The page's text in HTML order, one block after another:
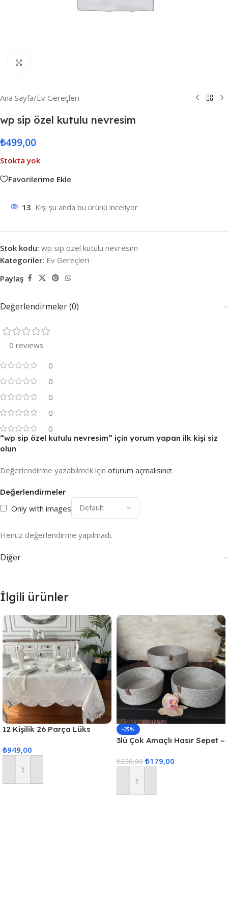
Ana Sayfa/Ev Gereçleri
wp sip özel kutulu nevresim
₺499,00
Stokta yok
Favorilerime Ekle
13 Kişi şu anda bu ürünü inceliyor
Stok kodu: wp sip özel kutulu nevresim
Kategoriler: Ev Gereçleri
Paylaş
Değerlendirmeler (0)
0 reviews
0
0
0
0
0
Değerlendirmeler
Only with images
Henüz değerlendirme yapılmadı.
“wp sip özel kutulu nevresim” için yorum yapan ilk kişi siz
olun
Değerlendirme yazabilmek için oturum açmalısınız.
Diğer
İlgili ürünler
12 Kişilik 26 Parça Lüks
Masa Örtüsü Seti
₺949,00
Sepete Ekle
-25%
3lü Çok Amaçlı Hasır Sepet –
₺238,80 ₺179,00
Sepete Ekle